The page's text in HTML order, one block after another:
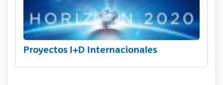
Proyectos I+D Internacionales